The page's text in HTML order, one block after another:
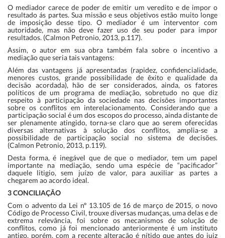
O mediador carece de poder de emitir um veredito e de impor o
resultado ás partes. Sua missão e seus objetivos estão muito longe
de imposição desse tipo. O mediador é um interventor com
autoridade, mas não deve fazer uso de seu poder para impor
resultados. (Calmon Petronio, 2013, p.117).
Assim, o autor em sua obra também fala sobre o incentivo a
mediação que seria tais vantagens:
Além das vantagens já apresentadas (rapidez, confidencialidade,
menores custos, grande possibilidade de êxito e qualidade da
decisão acordada), hão de ser considerados, ainda, os fatores
políticos de um programa de mediação, sobretudo no que diz
respeito à participação da sociedade nas decisões importantes
sobre os conflitos em interelacionamento. Considerando que a
participação social é um dos escopos do processo, ainda distante de
ser plenamente atingido, torna-se claro que ao serem oferecidas
diversas alternativas à solução dos conflitos, amplia-se a
possibilidade de participação social no sistema de decisões.
(Calmon Petronio, 2013, p.119).
Desta forma, é inegável que de que o mediador, tem um papel
importante na mediação, sendo uma espécie de “pacificador”
daquele litigio, sem juízo de valor, para auxiliar as partes a
chegarem ao acordo ideal.
3 CONCILIAÇÃO
Com o advento da Lei nº 13.105 de 16 de março de 2015, o novo
Código de Processo Civil, trouxe diversas mudanças, uma delas e de
extrema relevância, foi sobre os mecanismos de solução de
conflitos, como já foi mencionado anteriormente é um instituto
antigo, porém, com a recente alteração é nítido que antes do juiz